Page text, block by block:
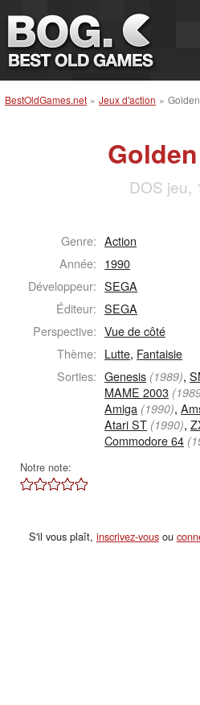
BestOldGames.net » Jeux d'action »
DOS jeu,
Genre: Action
Année: 1990
Développeur: SEGA
Éditeur: SEGA
Perspective: Vue de côté
Thème: Lutte, Fantaisie
Sorties: Genesis (1989),
MAME 2003
Amiga (1990),
Atari ST (1990),
Commodore 64
Notre note:
S'il vous plaît, inscrivez-vousou